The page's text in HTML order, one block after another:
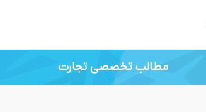
مطالب تخصصی تجارت